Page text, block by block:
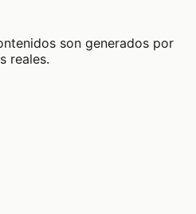
son generados por
reales.